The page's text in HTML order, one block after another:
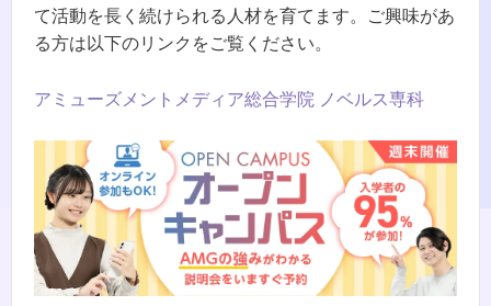
て活動を長く続けられる人材を育てます。ご興味があ
る方は以下のリンクをご覧ください。
アミューズメントメディア総合学院 ノベルス専科